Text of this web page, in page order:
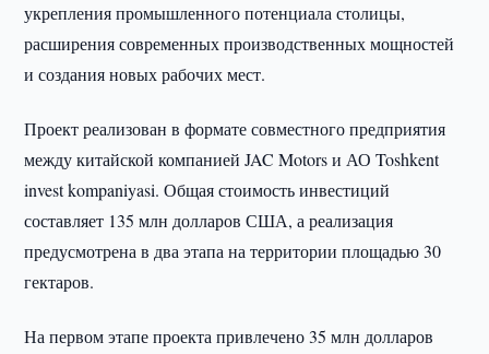
укрепления промышленного потенциала столицы,
расширения современных производственных мощностей
и создания новых рабочих мест.
Проект реализован в формате совместного предприятия
между китайской компанией JAC Motors и АО Toshkent
invest kompaniyasi. Общая стоимость инвестиций
составляет 135 млн долларов США, а реализация
предусмотрена в два этапа на территории площадью 30
гектаров.
На первом этапе проекта привлечено 35 млн долларов